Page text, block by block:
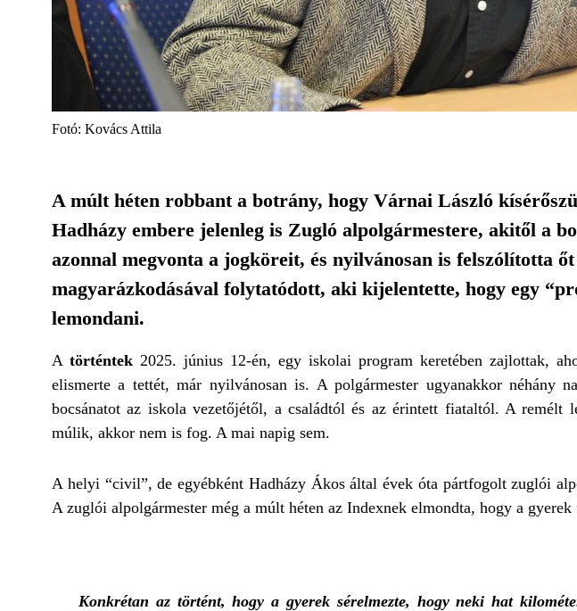
Fotó: Kovács Attila
A múlt héten robbant a botrány, hogy Várnai László
Hadházy embere jelenleg is Zugló alpolgármestere, akitől a
azonnal megvonta a jogköreit, és nyilvánosan is felszólította
magyarázkodásával folytatódott, aki kijelentette, hogy egy
lemondani.
A történtek 2025. június 12-én, egy iskolai program keretében zajlottak,
elismerte a tettét, már nyilvánosan is. A polgármester ugyanakkor néhány
bocsánatot az iskola vezetőjétől, a családtól és az érintett fiataltól. A remélt
múlik, akkor nem is fog. A mai napig sem.
A helyi “civil”, de egyébként Hadházy Ákos által évek óta pártfogolt zuglói
A zuglói alpolgármester még a múlt héten az Indexnek elmondta, hogy a
Konkrétan az történt, hogy a gyerek sérelmezte, hogy neki hat